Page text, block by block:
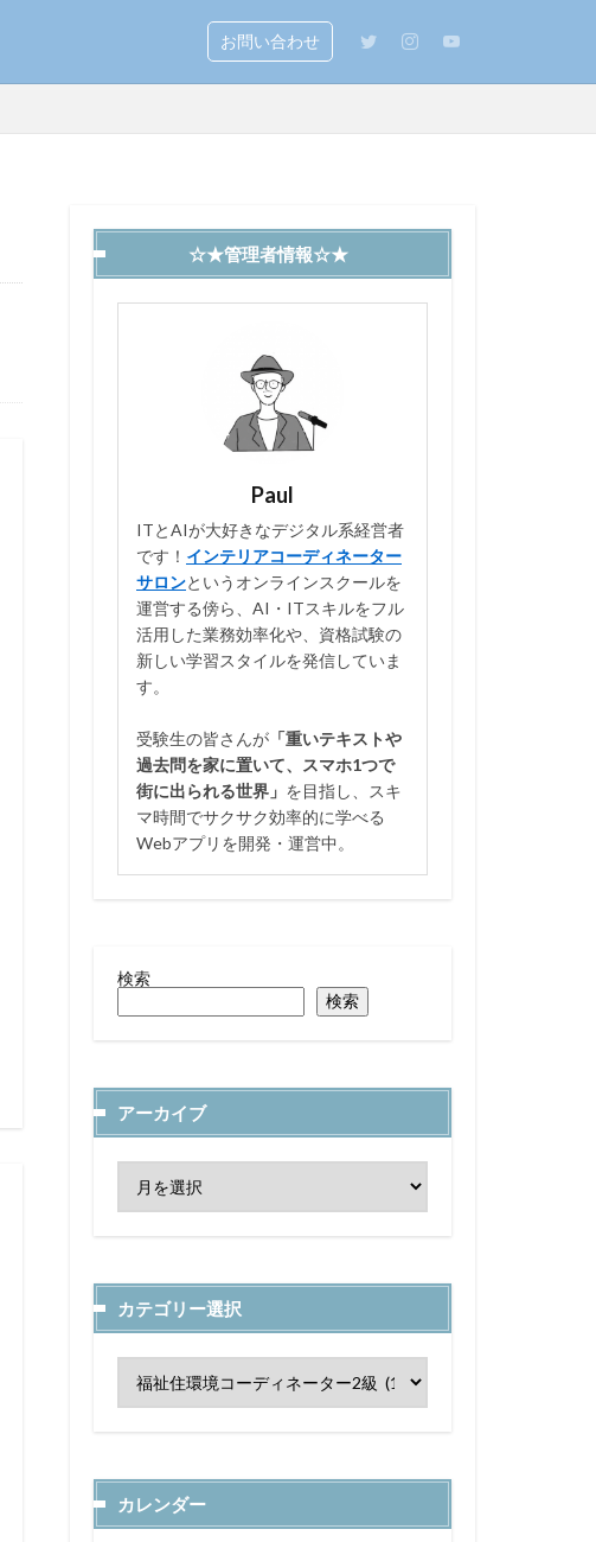
お問い合わせ
☆★管理者情報☆★
Paul
ITとAIが大好きなデジタル系経営者
です！ インテリアコーディネーター
サロンというオンラインスクールを
運営する傍ら、AI・ITスキルをフル
活用した業務効率化や、資格試験の
新しい学習スタイルを発信していま
す。
受験生の皆さんが 「重いテキストや
過去問を家に置いて、スマホ1つで
街に出られる世界」 を目指し、スキ
マ時間でサクサク効率的に学べる
Webアプリを開発・運営中。
検索
検索
アーカイブ
カテゴリー選択
カレンダー